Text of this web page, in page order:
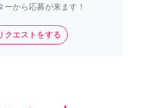
ーから応募が来ます！
クエストをする